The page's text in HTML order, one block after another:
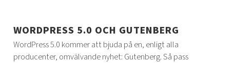
WORDPRESS 5.0 OCH GUTENBERG
WordPress 5.0 kommer att bjuda på en, enligt alla
producenter, omvälvande nyhet: Gutenberg. Så pass